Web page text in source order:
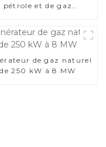
pétrole et de gaz
de gaz naturel
de 250 kW à 8 MW